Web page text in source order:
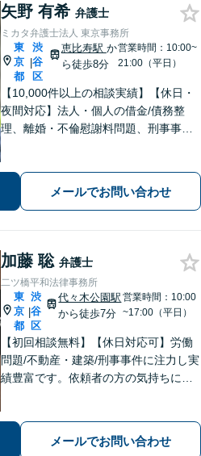
矢野 有希 弁護士
ミカタ弁護士法人 東京事務所
東
京
都
|
渋
谷
区
恵比寿駅 か
ら徒歩8分
営業時間：10:00~
21:00（平日）
【10,000件以上の相談実績】【休日・
夜間対応】法人・個人の借金/債務整
理、離婚・不倫慰謝料問題、刑事事
応いたします。
メールでお問い合わせ
加藤 聡 弁護士
二ツ橋平和法律事務所
東
京
都
|
渋
谷
区
代々木公園駅
から徒歩7分
営業時間：10:00
~17:00（平日）
【初回相談無料】【休日対応可】労働
問題/不動産・建築/刑事事件に注力し実
績豊富です。依頼者の方の気持ちに寄
メールでお問い合わせ